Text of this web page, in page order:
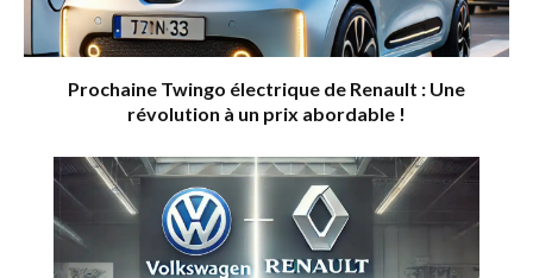
Prochaine Twingo électrique de Renault : Une
révolution à un prix abordable !